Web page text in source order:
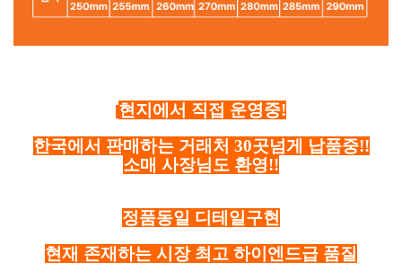
현지에서 직접 운영중!
한국에서 판매하는 거래처 30곳넘게 납품중!!
소매 사장님도 환영!!
정품동일 디테일구현
현재 존재하는 시장 최고 하이엔드급 품질